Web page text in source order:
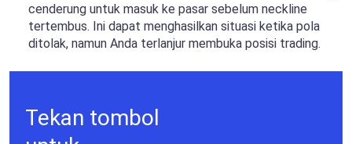
cenderung untuk masuk ke pasar sebelum neckline
tertembus. Ini dapat menghasilkan situasi ketika pola
ditolak, namun Anda terlanjur membuka posisi trading.
Tekan tombol